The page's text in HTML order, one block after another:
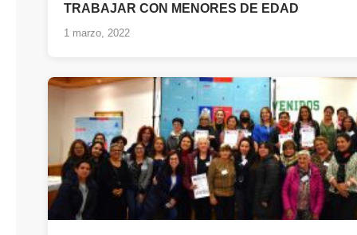
TRABAJAR CON MENORES DE EDAD
1 marzo, 2022